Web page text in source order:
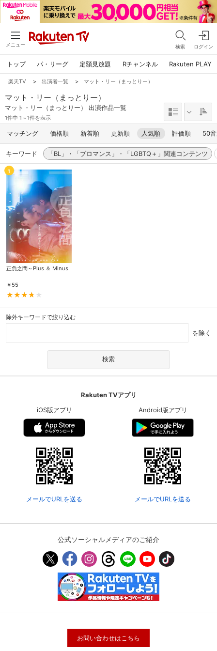
メニュー 検索 ログイン
トップ パ・リーグ 定額見放題 Rチャンネル Rakuten PLAY
楽天TV > 出演者一覧 > マット・リー（まっとりー）
マット・リー（まっとりー）
マット・リー（まっとりー） 出演作品一覧
1件中 1～1件を表示
マッチング 価格順 新着順 更新順 人気順 評価順 50
キーワード 「BL」・「ブロマンス」・「LGBTQ＋」関連コンテンツ
1
正負之間～Plus ＆ Minus
￥ 55
除外キーワードで絞り込む
を除く
Rakuten TVアプリ
iOS版アプリ
メールでURLを送る
Android版アプリ
メールでURLを送る
公式ソーシャルメディアのご紹介
お問い合わせはこちら